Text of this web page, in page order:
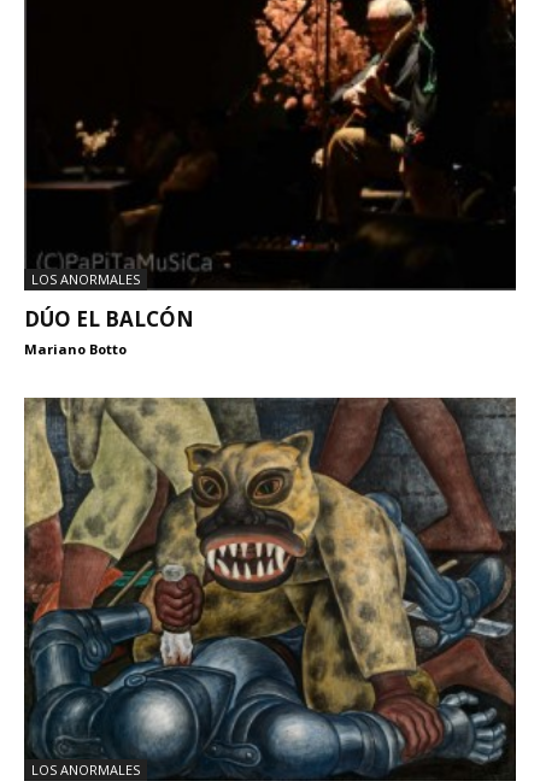
LOS ANORMALES
DÚO EL BALCÓN
Mariano Botto
LOS ANORMALES